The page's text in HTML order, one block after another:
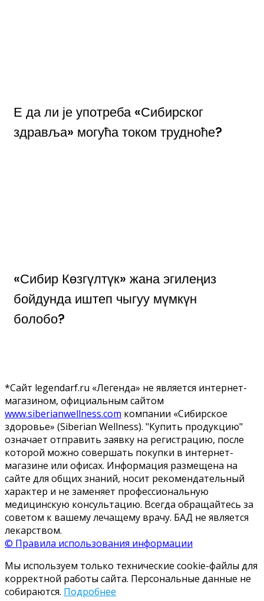
Е да ли је употреба «Сибирског
здравља» могућа током трудноће?
«Сибир Көзгүлтүк» жана эгилеңиз
бойдунда иштеп чыгуу мүмкүн
болобо?
*Сайт legendarf.ru «Легенда» не является интернет-
магазином, официальным сайтом
www.siberianwellness.com компании «Сибирское
здоровье» (Siberian Wellness). "Купить продукцию"
означает отправить заявку на регистрацию, после
которой можно совершать покупки в интернет-
магазине или офисах. Информация размещена на
сайте для общих знаний, носит рекомендательный
характер и не заменяет профессиональную
медицинскую консультацию. Всегда обращайтесь за
советом к вашему лечащему врачу. БАД не является
лекарством.
© Правила использования информации
Мы используем только технические cookie-файлы для
корректной работы сайта. Персональные данные не
собираются. Подробнее